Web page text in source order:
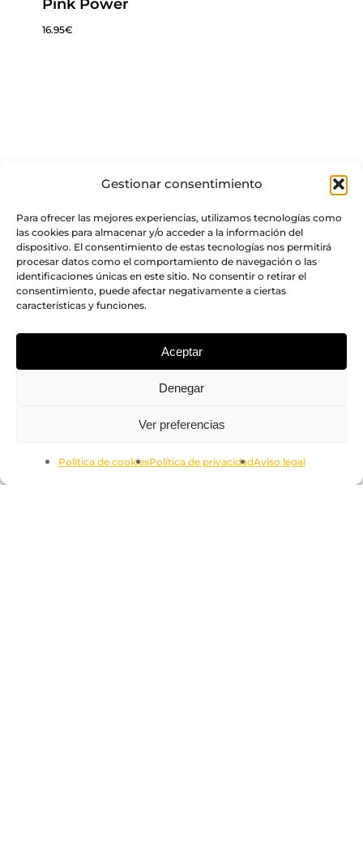
Gestionar consentimiento
Para ofrecer las mejores experiencias, utilizamos tecnologías como
las cookies para almacenar y/o acceder a la información del
dispositivo. El consentimiento de estas tecnologías nos permitirá
procesar datos como el comportamiento de navegación o las
identificaciones únicas en este sitio. No consentir o retirar el
consentimiento, puede afectar negativamente a ciertas
características y funciones.
Aceptar
Denegar
Ver preferencias
Política de cookiesPolítica de privacidadAviso legal
Pink Power
16.95€